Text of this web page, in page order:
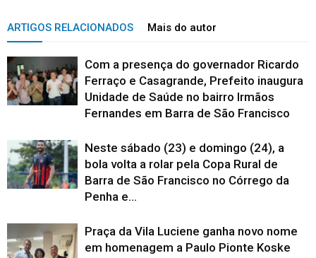
ARTIGOS RELACIONADOS Mais do autor
Com a presença do governador Ricardo
Ferraço e Casagrande, Prefeito inaugura
Unidade de Saúde no bairro Irmãos
Fernandes em Barra de São Francisco
Neste sábado (23) e domingo (24), a
bola volta a rolar pela Copa Rural de
Barra de São Francisco no Córrego da
Penha e...
Praça da Vila Luciene ganha novo nome
em homenagem a Paulo Pionte Koske